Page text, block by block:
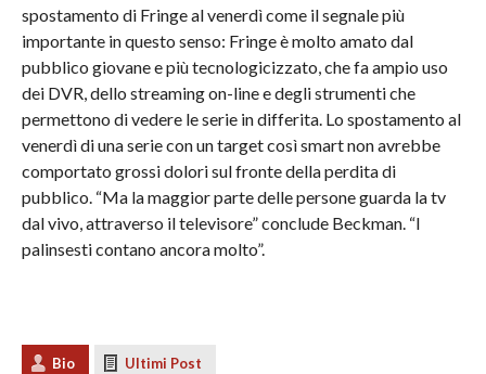
spostamento di Fringe al venerdì come il segnale più
importante in questo senso: Fringe è molto amato dal
pubblico giovane e più tecnologicizzato, che fa ampio uso
dei DVR, dello streaming on-line e degli strumenti che
permettono di vedere le serie in differita. Lo spostamento al
venerdì di una serie con un target così smart non avrebbe
comportato grossi dolori sul fronte della perdita di
pubblico. “Ma la maggior parte delle persone guarda la tv
dal vivo, attraverso il televisore” conclude Beckman. “I
palinsesti contano ancora molto”.
Bio Ultimi Post